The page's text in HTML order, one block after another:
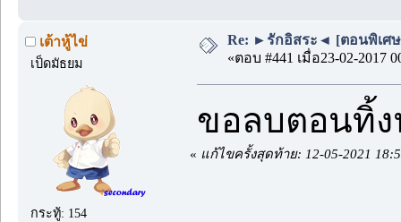
เต้าหู้ไข่
เป็ดมัธยม
กระทู้: 154
Re: ►รักอิสระ◄ [ตอนพิเศษ
«ตอบ #441 เมื่อ23-02-2017
ขอลบตอนทิ้ง
« แก้ไขครั้งสุดท้าย: 12-05-2021